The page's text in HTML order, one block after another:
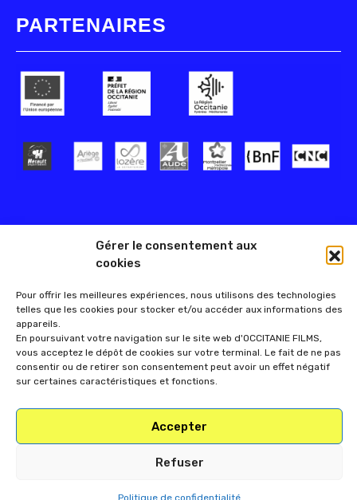
Gérer le consentement aux
cookies
Pour offrir les meilleures expériences, nous utilisons des technologies
telles que les cookies pour stocker et/ou accéder aux informations des
appareils.
En poursuivant votre navigation sur le site web d'OCCITANIE FILMS,
vous acceptez le dépôt de cookies sur votre terminal. Le fait de ne pas
consentir ou de retirer son consentement peut avoir un effet négatif
sur certaines caractéristiques et fonctions.
Accepter
Refuser
Politique de confidentialité
PARTENAIRES